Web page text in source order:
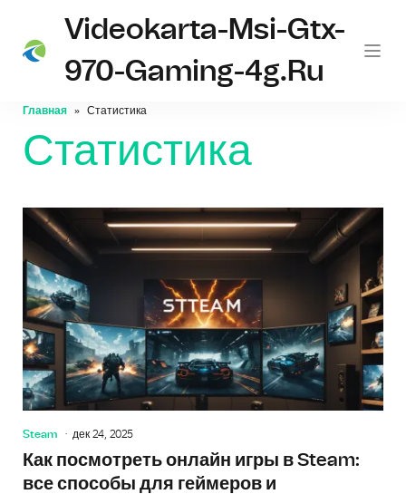
Videokarta-Msi-Gtx-
970-Gaming-4g.ru
Главная Статистика
Статистика
Steam дек 24, 2025
Как посмотреть онлайн игры в Steam:
все способы для геймеров и